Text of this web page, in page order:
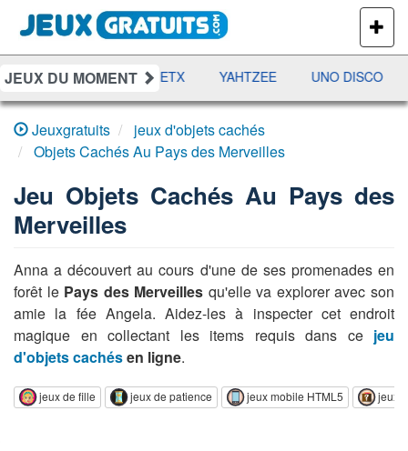
PLUS
DE
JEUX
JEUX DU MOMENT
DAMES RAMI JETX YAHTZEE UNO DISCO
Jeuxgratuits
jeux d'objets cachés
Objets Cachés Au Pays des Merveilles
Jeu Objets Cachés Au Pays des
Merveilles
Anna a découvert au cours d'une de ses promenades en
forêt le Pays des Merveilles qu'elle va explorer avec son
amie la fée Angela. Aidez-les à inspecter cet endroit
magique en collectant les items requis dans ce jeu
d'objets cachésen ligne.
jeux de fille jeux de patience jeux mobile HTML5 jeux